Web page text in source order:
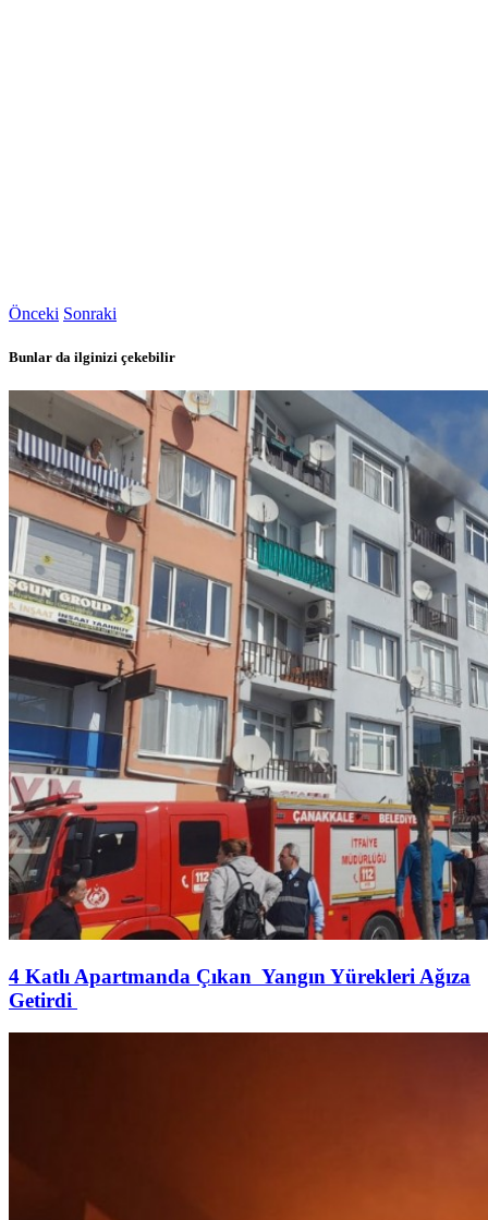
Önceki Sonraki
Bunlar da ilginizi çekebilir
4 Katlı Apartmanda Çıkan Yangın Yürekleri Ağıza
Getirdi